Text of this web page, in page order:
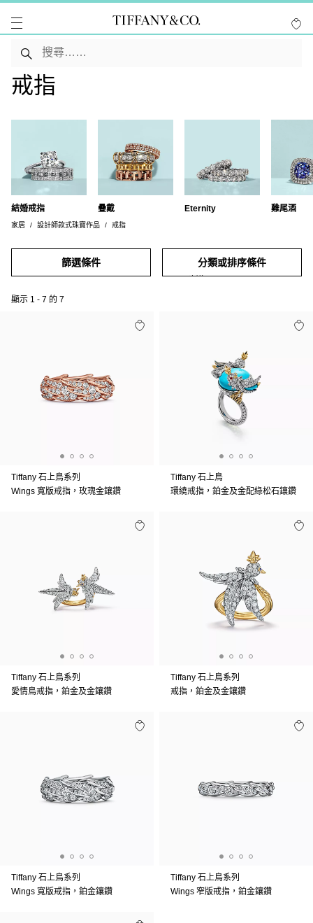
戒指
結婚戒指 疊戴 Eternity 雞尾酒
家居 設計師款式珠寶作品 戒指
篩選條件 分類或排序條件
顯示 1 - 7 的 7
Tiffany 石上鳥系列
Wings 寬版戒指，玫瑰金鑲鑽
Tiffany 石上鳥
環繞戒指，鉑金及金配綠松石鑲鑽
Tiffany 石上鳥系列
愛情鳥戒指，鉑金及金鑲鑽
Tiffany 石上鳥系列
戒指，鉑金及金鑲鑽
Tiffany 石上鳥系列
Wings 寬版戒指，鉑金鑲鑽
Tiffany 石上鳥系列
Wings 窄版戒指，鉑金鑲鑽